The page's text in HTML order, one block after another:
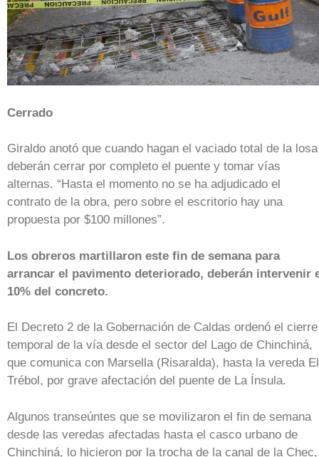
Cerrado
Giraldo anotó que cuando hagan el vaciado total de la losa
deberán cerrar por completo el puente y tomar vías
alternas. “Hasta el momento no se ha adjudicado el
contrato de la obra, pero sobre el escritorio hay una
propuesta por $100 millones”.
Los obreros martillaron este fin de semana para
arrancar el pavimento deteriorado, deberán intervenir
10% del concreto.
El Decreto 2 de la Gobernación de Caldas ordenó el cierre
temporal de la vía desde el sector del Lago de Chinchiná,
que comunica con Marsella (Risaralda), hasta la vereda El
Trébol, por grave afectación del puente de La Ínsula.
Algunos transeúntes que se movilizaron el fin de semana
desde las veredas afectadas hasta el casco urbano de
Chinchiná, lo hicieron por la trocha de la canal de la Chec,